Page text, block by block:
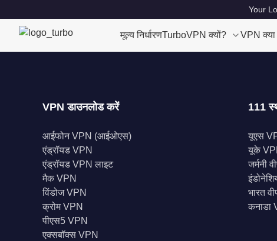
Your
मूल्य निर्धारणTurboVPN क्यों? VPN
VPN डाउनलोड करें
आईफोन VPN (आईओएस)
एंड्रॉयड VPN
एंड्रॉयड VPN लाइट
मैक VPN
विंडोज VPN
क्रोम VPN
पीएस5 VPN
एक्सबॉक्स VPN
111
यूएस
यूके
जर्मनी
भारत
कनाडा